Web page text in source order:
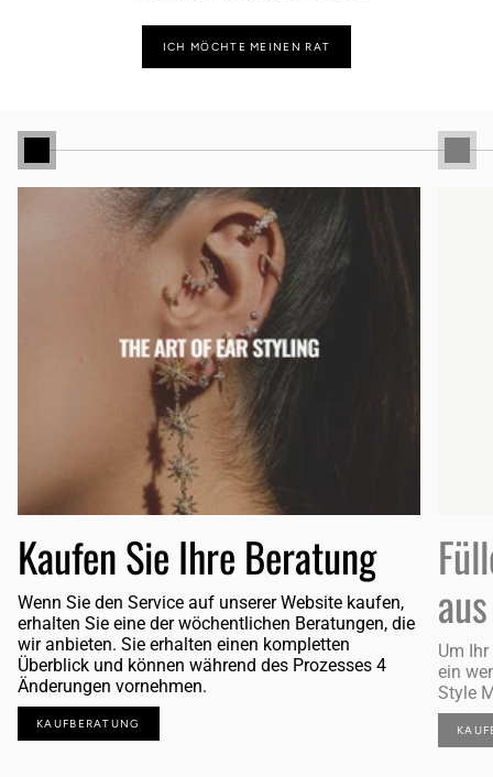
ICH MÖCHTE MEINEN RAT
Kaufen Sie Ihre Beratung
Wenn Sie den Service auf unserer Website kaufen,
erhalten Sie eine der wöchentlichen Beratungen, die
wir anbieten. Sie erhalten einen kompletten
Überblick und können während des Prozesses 4
Änderungen vornehmen.
KAUFBERATUNG
aus
Um
ein
Style